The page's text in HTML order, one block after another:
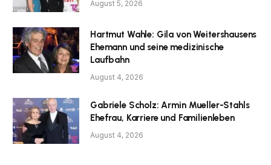
August 5, 2026
Hartmut Wahle: Gila von Weitershausens
Ehemann und seine medizinische
Laufbahn
August 4, 2026
Gabriele Scholz: Armin Mueller-Stahls
Ehefrau, Karriere und Familienleben
August 4, 2026